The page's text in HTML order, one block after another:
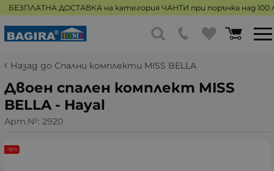
БЕЗПЛАТНА ДОСТАВКА на категория ЧАНТИ при поръчка над 100
Назад до Спални комплекти MISS BELLA
Двоен спален комплект MISS
BELLA - Hayal
Арт.№: 2920
-18%